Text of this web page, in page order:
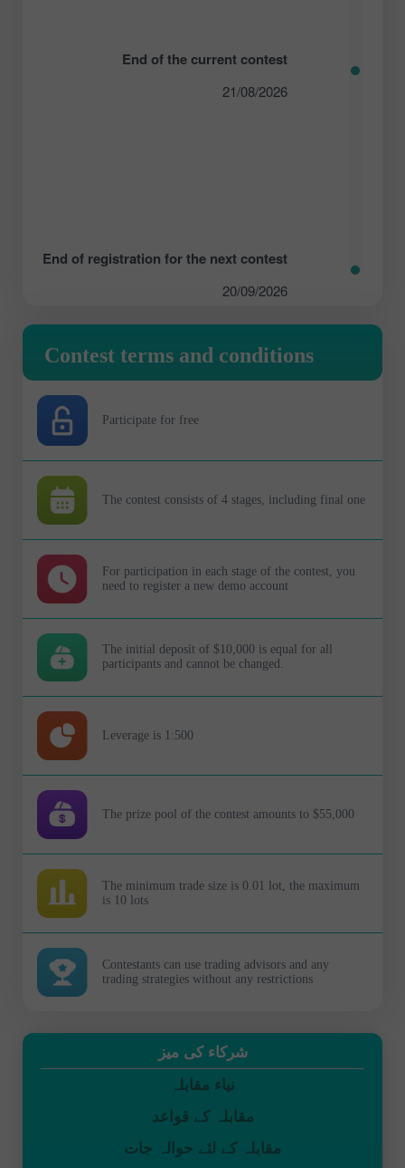
End of the current contest
21/08/2026
End of registration for the next contest
20/09/2026
Contest terms and conditions
Participate for free
The contest consists of 4 stages, including final one
For participation in each stage of the contest, you
need to register a new demo account
The initial deposit of $10,000 is equal for all
participants and cannot be changed.
Leverage is 1:500
The prize pool of the contest amounts to $55,000
The minimum trade size is 0.01 lot, the maximum
is 10 lots
Contestants can use trading advisors and any
trading strategies without any restrictions
شرکاء کی میز
نیاء مقابلہ
مقابلہ کے قواعد
مقابلہ کے لئے حوالہ جات